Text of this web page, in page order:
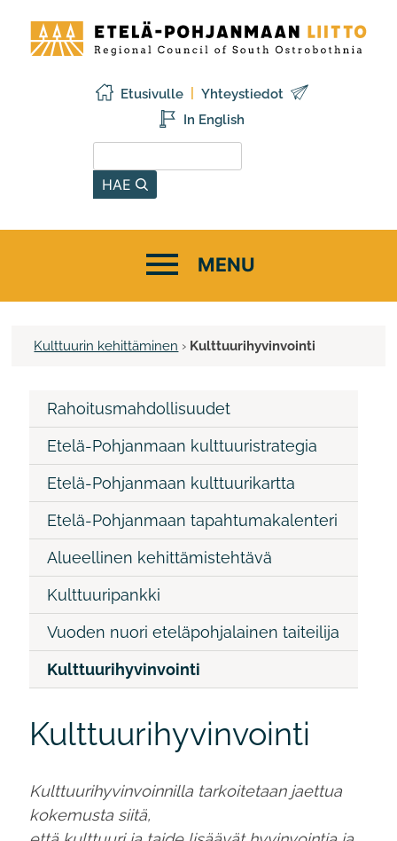
sisältöön
Pohjanmaan
liitto
Etusivulle Yhteystiedot
HAE
In English
Kulttuurin kehittäminen › Kulttuurihyvinvointi
Rahoitusmahdollisuudet
Etelä-Pohjanmaan kulttuuristrategia
Etelä-Pohjanmaan kulttuurikartta
Etelä-Pohjanmaan tapahtumakalenteri
Alueellinen kehittämistehtävä
Kulttuuripankki
Vuoden nuori eteläpohjalainen taiteilija
Kulttuurihyvinvointi
Kulttuurihyvinvointi
Kulttuurihyvinvoinnilla tarkoitetaan jaettua
kokemusta siitä,